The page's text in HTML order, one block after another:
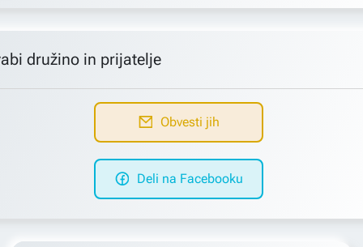
družino in prijatelje
Obvesti jih
Deli na Facebooku